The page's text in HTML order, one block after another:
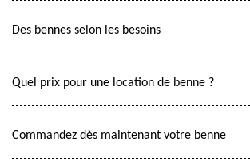
Des bennes selon les besoins
Quel prix pour une location de benne ?
Commandez dès maintenant votre benne